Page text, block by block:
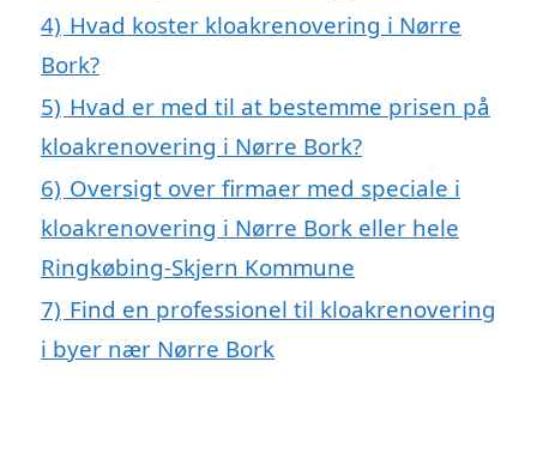
4) Hvad koster kloakrenovering i Nørre
Bork?
5) Hvad er med til at bestemme prisen på
kloakrenovering i Nørre Bork?
6) Oversigt over firmaer med speciale i
kloakrenovering i Nørre Bork eller hele
Ringkøbing-Skjern Kommune
7) Find en professionel til kloakrenovering
i byer nær Nørre Bork